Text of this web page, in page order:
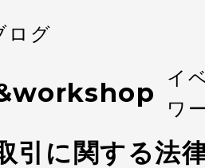
ログ
イ
ワ
引に関する法